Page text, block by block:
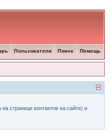
Помощь
Поиск
Пользователи
странице контактов на сайте) и